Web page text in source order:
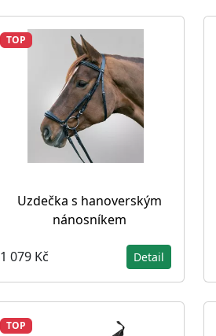
TOP
Uzdečka s hanoverským
nánosníkem
1 079 Kč Detail
TOP